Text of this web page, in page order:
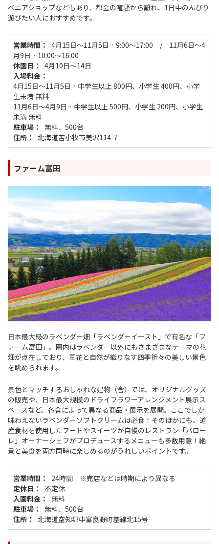
ベニアショップなどもあり、都会の喧騒から離れ、1日中のんびり
遊びたい人におすすめです。
営業時間：
4月15日～11月5日…9:00～17:00 / 11月6日～4
月9日…10:00～16:00
休園日：
4月10日～14日
入場料金：
4月15日～11月5日…中学生以上 800円、小学生 400円、小学
生未満 無料
11月6日～4月9日…中学生以上 500円、小学生 200円、小学生
未満 無料
駐車場：
無料、500台
住所：
北海道苫小牧市美沢114-7
ファーム富田
日本最大級のラベンダー畑「ラベンダーイースト」で有名な「フ
ァーム富田」。園内はラベンダー以外にもさまざまなテーマの花
畑が点在しており、草花と自然が織りなす四季折々の美しい景色
を眺められます。
景色とマッチするおしゃれな建物（舎）では、オリジナルグッズ
の販売や、日本最大規模のドライフラワーアレンジメント展示ス
ペースなど、各舎によって異なる商品・展示を展開。ここでしか
味わえないラベンダーソフトクリームは必食！そのほかにも、道
産食材を使用したフードやスイーツが自慢のレストラン「バロー
レ」オーナーシェフがプロデュースするメニューも多数用意！絶
景と美食を両方同時に楽しめるのがうれしいポイントです。
営業時間：
24時間 ※売店などは時期により異なる
定休日：
不定休
入園料金：
無料
駐車場：
無料、500台
住所：
北海道空知郡中富良野町基線北15号